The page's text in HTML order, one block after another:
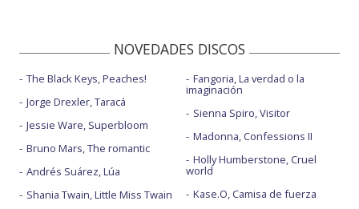
NOVEDADES DISCOS
The Black Keys, Peaches!
Jorge Drexler, Taracá
Jessie Ware, Superbloom
Bruno Mars, The romantic
Andrés Suárez, Lúa
Shania Twain, Little Miss Twain
Fangoria, La verdad o la
imaginación
Sienna Spiro, Visitor
Madonna, Confessions II
Holly Humberstone, Cruel
world
Kase.O, Camisa de fuerza